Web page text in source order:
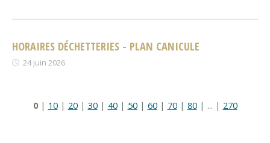
HORAIRES DÉCHETTERIES - PLAN CANICULE
24 juin 2026
0| 10| 20| 30| 40| 50| 60| 70| 80| ... | 270